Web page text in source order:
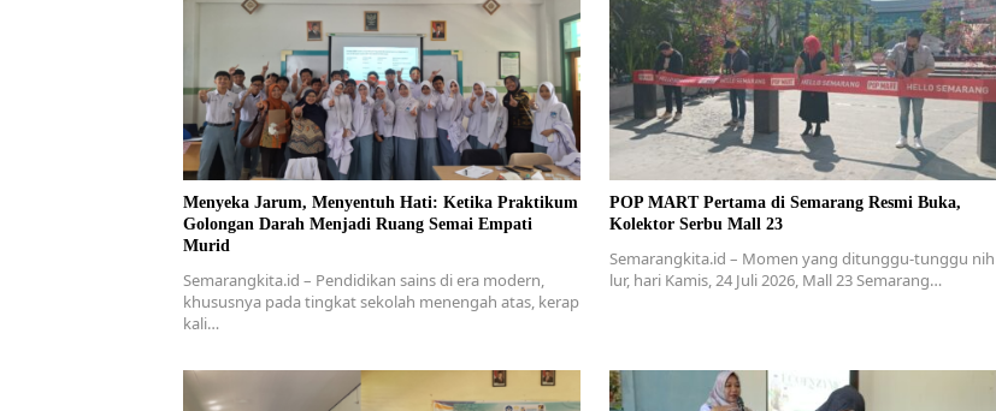
Menyeka Jarum, Menyentuh Hati: Ketika Praktikum
Golongan Darah Menjadi Ruang Semai Empati
Murid
Semarangkita.id – Pendidikan sains di era modern,
khususnya pada tingkat sekolah menengah atas, kerap
kali…
POP MART Pertama di Semarang Resmi Buka,
Kolektor Serbu Mall 23
Semarangkita.id – Momen yang ditunggu-tunggu nih
lur, hari Kamis, 24 Juli 2026, Mall 23 Semarang…